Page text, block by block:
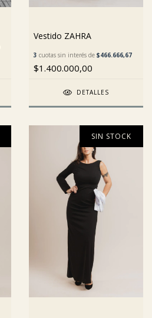
Vestido ZAHRA
3 cuotas sin interés de $466.666,67
$1.400.000,00
DETALLES
SIN STOCK